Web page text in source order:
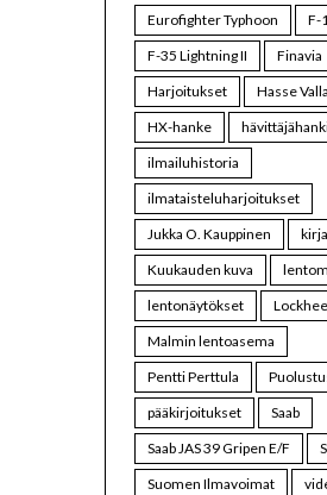
Eurofighter Typhoon
F-
F-35 Lightning II
Finavia
Harjoitukset
Hasse
HX-hanke
ilmailuhistoria
ilmataisteluharjoitukset
Jukka O. Kauppinen
Kuukauden kuva
lentonäytökset
Malmin lentoasema
Pentti Perttula
pääkirjoitukset
Saab
Saab JAS 39 Gripen E/F
Suomen Ilmavoimat